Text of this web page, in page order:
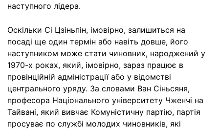
наступного лідера.
Оскільки Сі Цзіньпін, імовірно, залишиться на
посаді ще один термін або навіть довше, його
наступником може стати чиновник, народжений у
1970-х роках, який, імовірно, зараз працює в
провінційній адміністрації або у відомстві
центрального уряду. За словами Ван Сіньсяня,
професора Національного університету Чженчі на
Тайвані, який вивчає Комуністичну партію, партія
просуває по службі молодих чиновників, які